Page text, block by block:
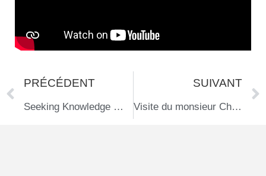
PRÉCÉDENT
Seeking Knowledge While Blind in Tunisia
SUIVANT
Visite du monsieur Christian Lamarre